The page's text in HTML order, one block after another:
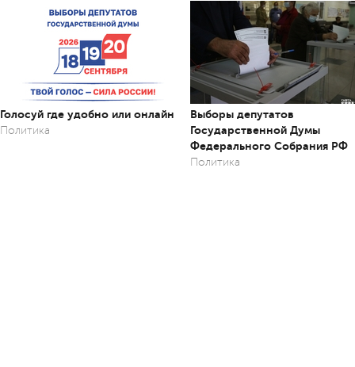
Голосуй где удобно или онлайн
Политика
Выборы депутатов
Государственной Думы
Федерального Собрания РФ
Политика